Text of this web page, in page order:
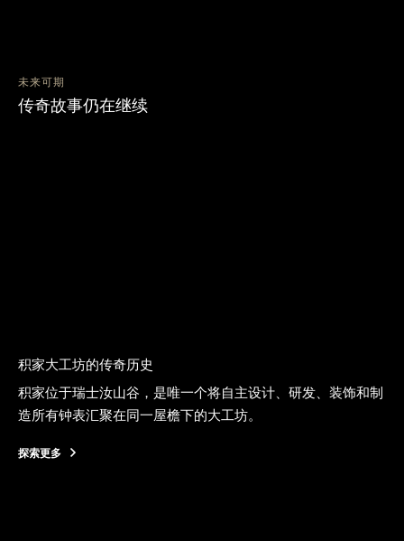
未来可期
传奇故事仍在继续
积家大工坊的传奇历史
积家位于瑞士汝山谷，是唯一个将自主设计、研发、装饰和制
造所有钟表汇聚在同一屋檐下的大工坊。
探索更多